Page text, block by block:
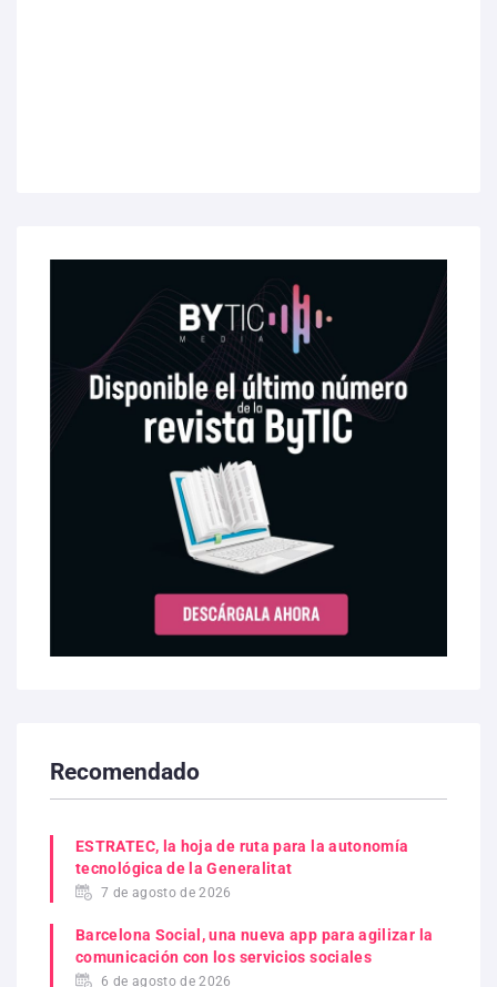
Recomendado
ESTRATEC, la hoja de ruta para la autonomía
tecnológica de la Generalitat
7 de agosto de 2026
Barcelona Social, una nueva app para agilizar la
comunicación con los servicios sociales
6 de agosto de 2026